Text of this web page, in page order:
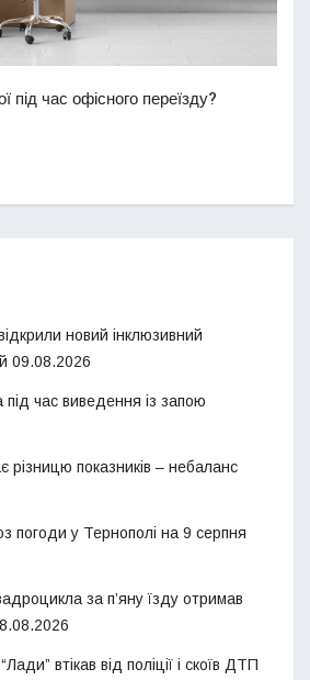
під час офісного переїзду?
новий інклюзивний
09.08.2026
час виведення із запою
різницю показників – небаланс
погоди у Тернополі на 9 серпня
за п’яну їзду отримав
втікав від поліції і скоїв ДТП